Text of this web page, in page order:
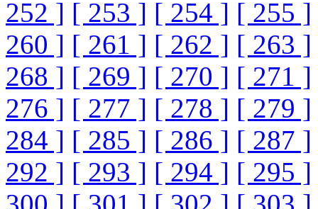
252 ] [ 253 ] [ 254 ] [ 255 ]
260 ] [ 261 ] [ 262 ] [ 263 ]
268 ] [ 269 ] [ 270 ] [ 271 ]
276 ] [ 277 ] [ 278 ] [ 279 ]
284 ] [ 285 ] [ 286 ] [ 287 ]
292 ] [ 293 ] [ 294 ] [ 295 ]